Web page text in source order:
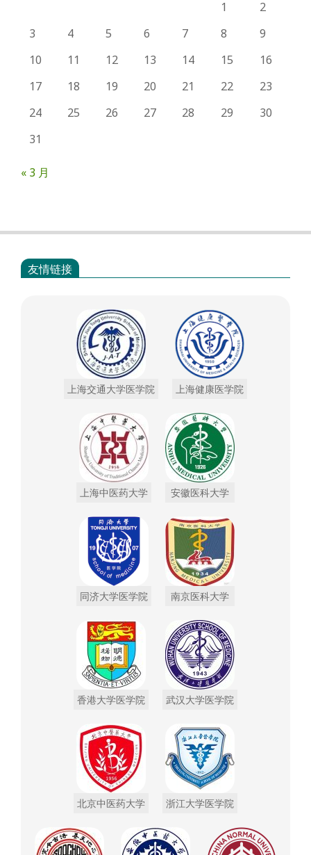
1
2
3
4 5 6 7 8
9
10
11 12 13 14 15
16
17
18 19 20 21 22
23
24
25 26 27 28 29
30
31
« 3 月
友情链接
上海交通大学医学院 上海健康医学院
上海中医药大学 安徽医科大学
同济大学医学院 南京医科大学
香港大学医学院 武汉大学医学院
北京中医药大学 浙江大学医学院